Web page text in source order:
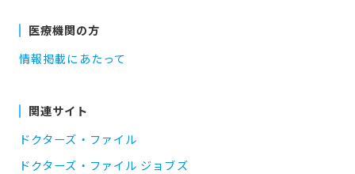
医療機関の方
情報掲載にあたって
関連サイト
ドクターズ・ファイル
ドクターズ・ファイル ジョブズ